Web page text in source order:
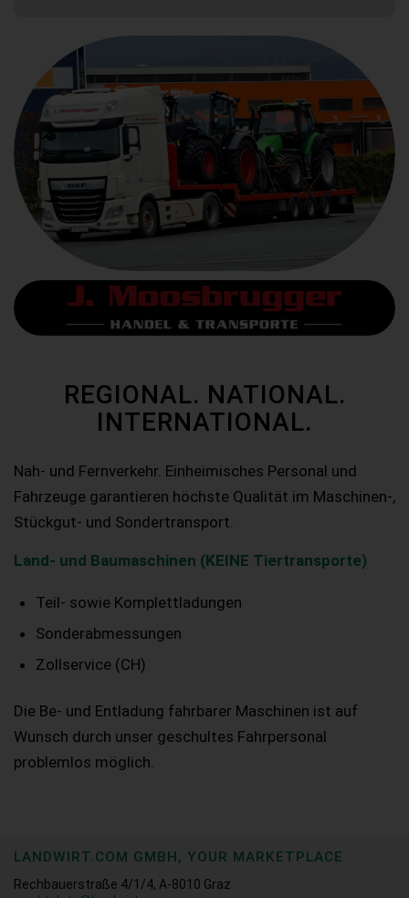
REGIONAL. NATIONAL.
INTERNATIONAL.
Nah- und Fernverkehr. Einheimisches Personal und
Fahrzeuge garantieren höchste Qualität im Maschinen-,
Stückgut- und Sondertransport.
Land- und Baumaschinen (KEINE Tiertransporte)
Teil- sowie Komplettladungen
Sonderabmessungen
Zollservice (CH)
Die Be- und Entladung fahrbarer Maschinen ist auf
Wunsch durch unser geschultes Fahrpersonal
problemlos möglich.
LANDWIRT.COM GMBH, YOUR MARKETPLACE
Rechbauerstraße 4/1/4, A-8010 Graz